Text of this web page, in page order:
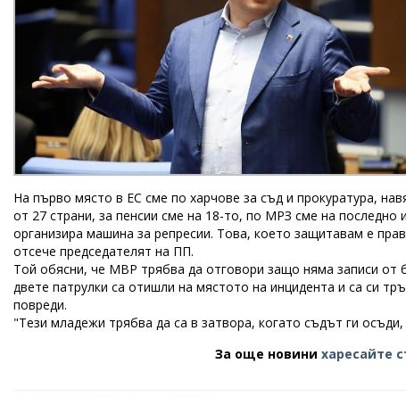
На първо място в ЕС сме по харчове за съд и прокуратура,
от 27 страни, за пенсии сме на 18-то, по МРЗ сме на последно
организира машина за репресии. Това, което защитавам е
отсече председателят на ПП.
Той обясни, че МВР трябва да отговори защо няма записи от
двете патрулки са отишли на мястото на инцидента и са си
повреди.
"Тези младежи трябва да са в затвора, когато съдът ги
За още новинихаресайте